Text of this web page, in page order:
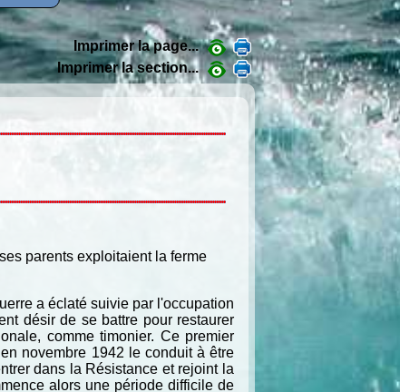
Imprimer la page...
Imprimer la section...
parents exploitaient la ferme
a éclaté suivie par l'occupation
désir de se battre pour restaurer
comme timonier. Ce premier
novembre 1942 le conduit à être
dans la Résistance et rejoint la
alors une période difficile de